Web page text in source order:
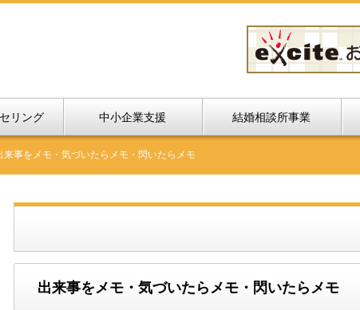
リング 中小企業支援 結婚相談所事業
来事をメモ・気づいたらメモ・閃いたらメモ
出来事をメモ・気づいたらメモ・閃いたらメモ